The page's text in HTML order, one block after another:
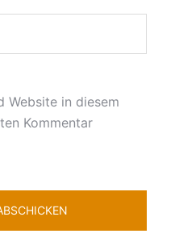
Website in diesem
Kommentar